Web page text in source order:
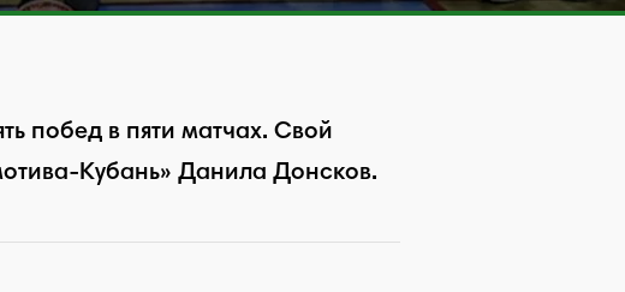
побед в пяти матчах. Свой
Кубань» Данила Донсков.